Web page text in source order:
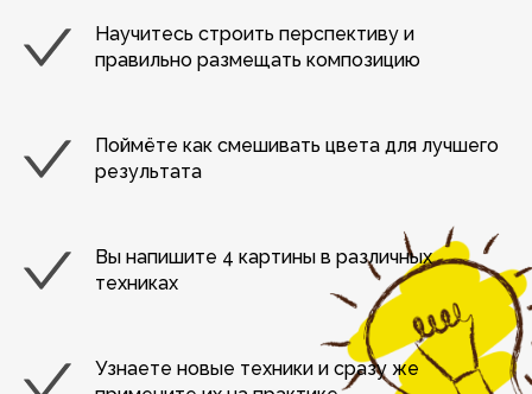
Научитесь строить перспективу и
правильно размещать композицию
Поймёте как смешивать цвета для лучшего
результата
Вы напишите 4 картины в различных
техниках
Узнаете новые техники и сразу же